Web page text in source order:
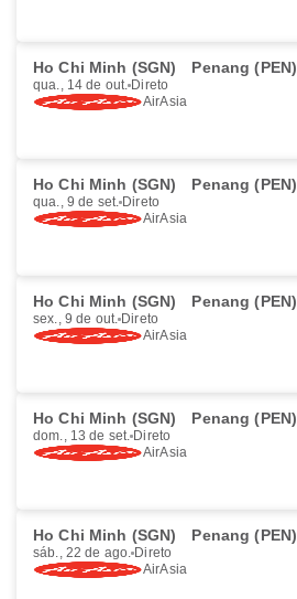
Ho Chi Minh (SGN) Penang (PEN)
qua., 14 de out. Direto
AirAsia
Ho Chi Minh (SGN) Penang (PEN)
qua., 9 de set. Direto
AirAsia
Ho Chi Minh (SGN) Penang (PEN)
sex., 9 de out. Direto
AirAsia
Ho Chi Minh (SGN) Penang (PEN)
dom., 13 de set. Direto
AirAsia
Ho Chi Minh (SGN) Penang (PEN)
sáb., 22 de ago. Direto
AirAsia